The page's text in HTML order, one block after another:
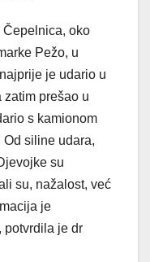
oko
Pežo, u
je udario u
zatim prešao u
s kamionom
siline udara,
su
su, nažalost, već
je
potvrdila je dr